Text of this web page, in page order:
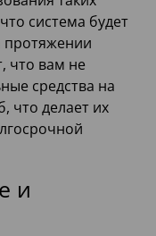
система будет
протяжении
что вам не
средства на
что делает их
и